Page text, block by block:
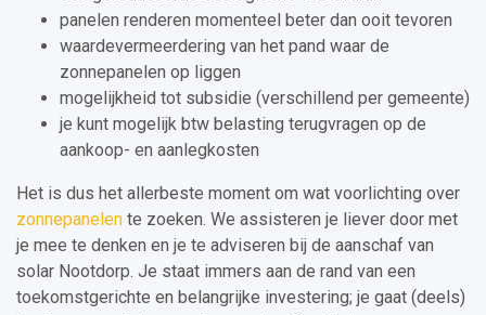
panelen renderen momenteel beter dan ooit tevoren
waardevermeerdering van het pand waar de
zonnepanelen op liggen
mogelijkheid tot subsidie (verschillend per gemeente)
je kunt mogelijk btw belasting terugvragen op de
aankoop- en aanlegkosten
Het is dus het allerbeste moment om wat voorlichting over
zonnepanelen te zoeken. We assisteren je liever door met
je mee te denken en je te adviseren bij de aanschaf van
solar Nootdorp. Je staat immers aan de rand van een
toekomstgerichte en belangrijke investering; je gaat (deels)